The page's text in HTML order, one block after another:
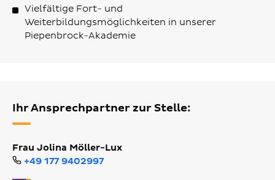
Vielfältige Fort- und
Weiterbildungsmöglichkeiten in unserer
Piepenbrock-Akademie
Ihr Ansprechpartner zur Stelle:
Frau Jolina Möller-Lux
+49 177 9402997